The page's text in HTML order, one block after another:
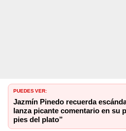
PUEDES VER:
Jazmín Pinedo recuerda
lanza picante comentario en su
pies del plato”